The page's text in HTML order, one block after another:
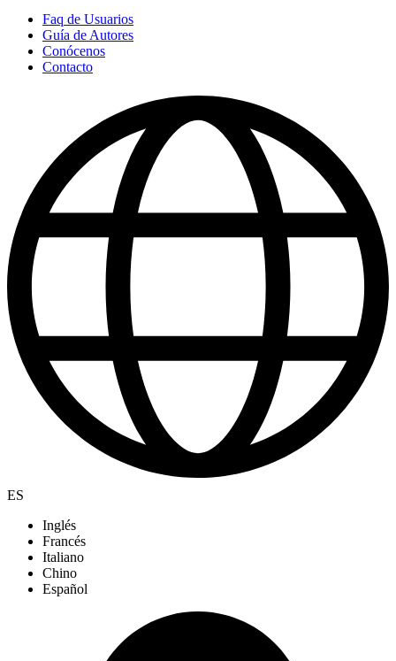
Faq de Usuarios
Guía de Autores
Conócenos
Contacto
ES
Inglés
Francés
Italiano
Chino
Español